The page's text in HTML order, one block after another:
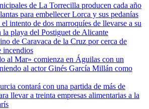
de La Torrecilla producen cada año
para embellecer Lorca y sus pedanías
intento de dos marroquíes de llevarse a su
la playa del Postiguet de Alicante
de Caravaca de la Cruz por cerca de
incendios
al Mar» comienza en Águilas con un
al actor Ginés García Millán como
contará con una partida de más de
llevar a treinta empresas alimentarias a la